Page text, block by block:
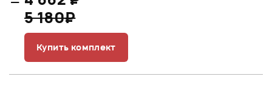
5 180₽
Купить комплект